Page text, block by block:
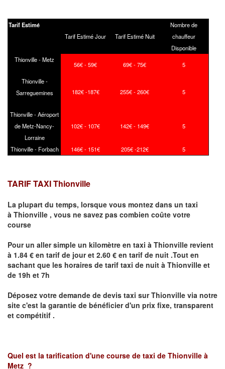
Tarif Estimé
Tarif Estimé Jour
Tarif Estimé Nuit
Nombre de
chauffeur
Disponible
Thionville - Metz
56€ - 59€ 69€ - 75€ 5
Thionville -
Sarreguemines
182€ -187€ 255€ - 260€ 5
Thionville - Aéroport
de Metz-Nancy-
Lorraine
102€ - 107€ 142€ - 149€ 5
Thionville - Forbach 146€ - 151€ 205€ -212€ 5
TARIF TAXI Thionville
La plupart du temps, lorsque vous montez dans un taxi
à Thionville , vous ne savez pas combien coûte votre
course
Pour un aller simple un kilomètre en taxi à Thionville revient
à 1.84 € en tarif de jour et 2.60 € en tarif de nuit .Tout en
sachant que les horaires de tarif taxi de nuit à Thionville et
de 19h et 7h
Déposez votre demande de devis taxi surThionville via notre
site c'est la garantie de bénéficier d'un prix fixe, transparent
et compétitif .
Quel est la tarification d'une course de taxi de Thionville à
Metz ?